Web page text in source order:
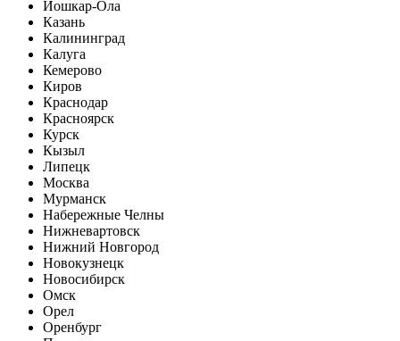
Йошкар-Ола
Казань
Калининград
Калуга
Кемерово
Киров
Краснодар
Красноярск
Курск
Кызыл
Липецк
Москва
Мурманск
Набережные Челны
Нижневартовск
Нижний Новгород
Новокузнецк
Новосибирск
Омск
Орел
Оренбург